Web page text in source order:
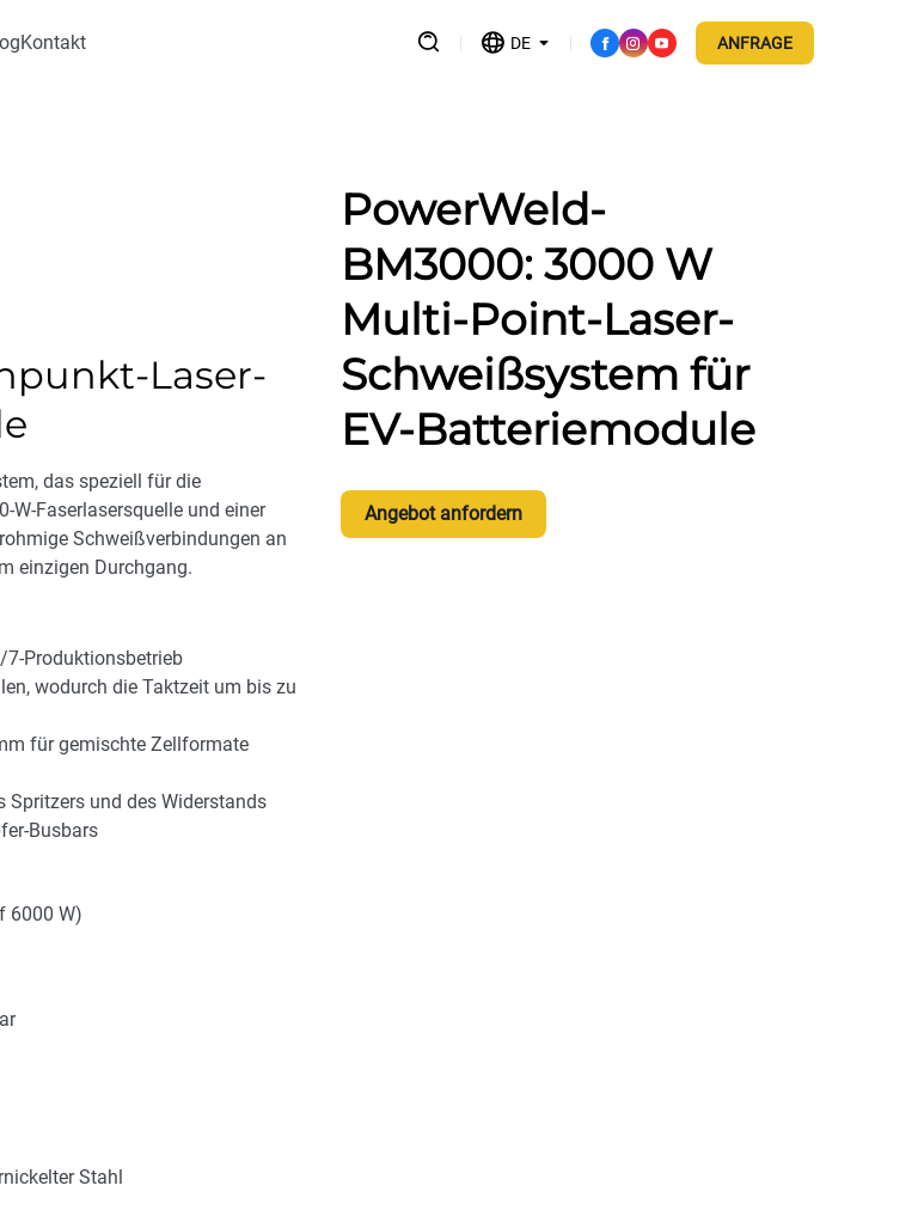
Kontakt DE ANFRAGE
Laser-
das speziell für die
W-Faserlasersquelle und einer
Schweißverbindungen an
einzigen Durchgang.
Produktionsbetrieb
wodurch die Taktzeit um bis zu
für gemischte Zellformate
Spritzers und des Widerstands
Busbars
6000 W)
Stahl
PowerWeld-
BM3000: 3000 W
Multi-Point-Laser-
Schweißsystem für
EV-Batteriemodule
Angebot anfordern